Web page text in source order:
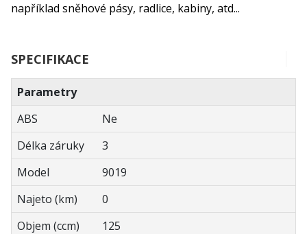
například sněhové pásy, radlice, kabiny, atd...
SPECIFIKACE
Parametry
ABS
Ne
Délka záruky
3
Model
9019
Najeto (km)
0
Objem (ccm)
125